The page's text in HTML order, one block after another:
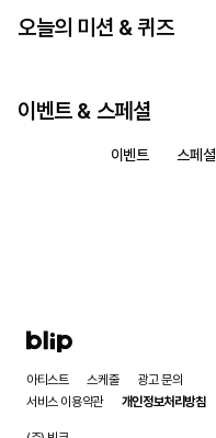
오늘의 미션 & 퀴즈
이벤트 & 스페셜
이벤트 스페셜
아티스트 스케줄
광고 문의
서비스 이용약관
개인정보처리방침